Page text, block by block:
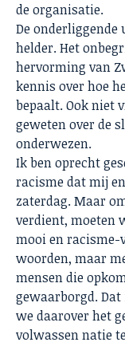
de organisatie.
De
helder. Het
hervorming van
kennis over hoe
bepaalt. Ook niet
geweten over de
onderwezen.
Ik ben oprecht
racisme dat mij
zaterdag. Maar
verdient, moeten
mooi en racisme-
woorden, maar
mensen die
gewaarborgd.
we daarover het
volwassen natie